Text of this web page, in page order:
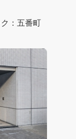
：五番町